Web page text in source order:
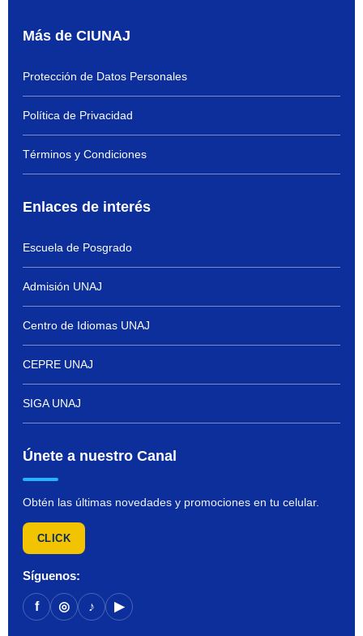
Más de CIUNAJ
Protección de Datos Personales
Política de Privacidad
Términos y Condiciones
Enlaces de interés
Escuela de Posgrado
Admisión UNAJ
Centro de Idiomas UNAJ
CEPRE UNAJ
SIGA UNAJ
Únete a nuestro Canal
Obtén las últimas novedades y promociones en tu celular.
CLICK
Síguenos:
f ◎ ♪ ▶